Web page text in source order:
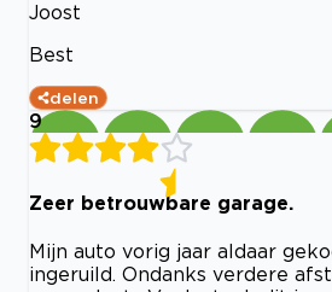
Joost
Best
delen
9
Zeer betrouwbare garage.
Mijn auto vorig jaar aldaar
ingeruild. Ondanks verdere